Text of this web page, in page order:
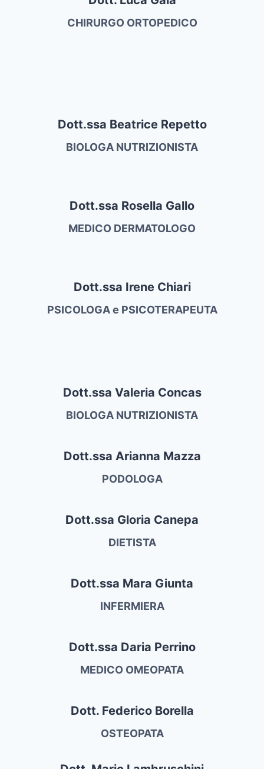
CHIRURGO ORTOPEDICO
Dott.ssa Beatrice Repetto
BIOLOGA NUTRIZIONISTA
Dott.ssa Rosella Gallo
MEDICO DERMATOLOGO
Dott.ssa Irene Chiari
PSICOLOGA e PSICOTERAPEUTA
Dott.ssa Valeria Concas
BIOLOGA NUTRIZIONISTA
Dott.ssa Arianna Mazza
PODOLOGA
Dott.ssa Gloria Canepa
DIETISTA
Dott.ssa Mara Giunta
INFERMIERA
Dott.ssa Daria Perrino
MEDICO OMEOPATA
Dott. Federico Borella
OSTEOPATA